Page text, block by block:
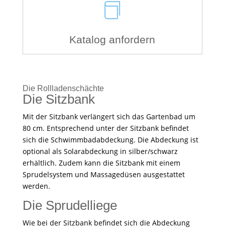

Katalog anfordern
Die Rollladenschächte
Die Sitzbank
Mit der Sitzbank verlängert sich das Gartenbad um
80 cm. Entsprechend unter der Sitzbank befindet
sich die Schwimmbadabdeckung. Die Abdeckung ist
optional als Solarabdeckung in silber/schwarz
erhältlich. Zudem kann die Sitzbank mit einem
Sprudelsystem und Massagedüsen ausgestattet
werden.
Die Sprudelliege
Wie bei der Sitzbank befindet sich die Abdeckung